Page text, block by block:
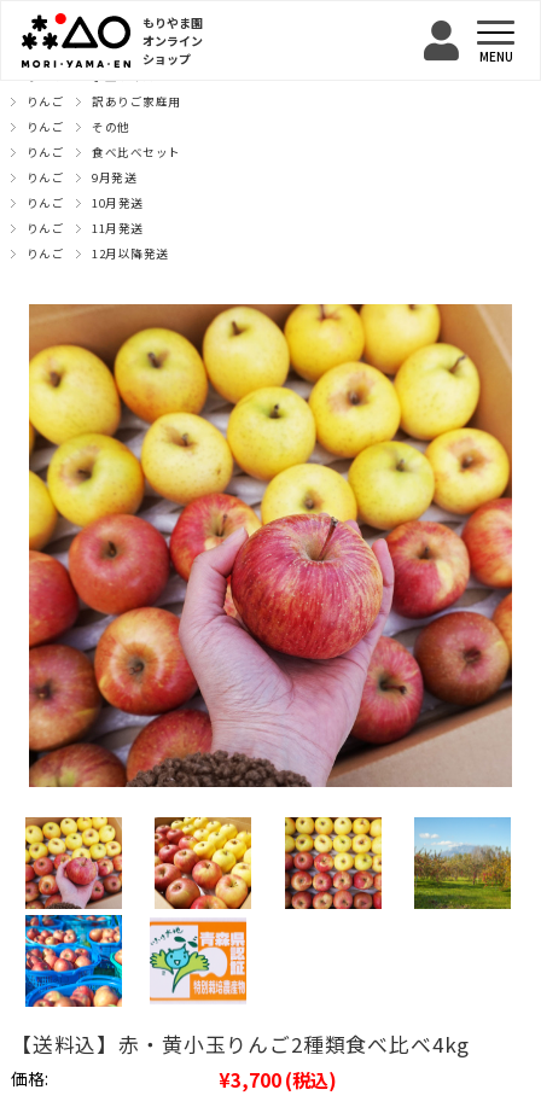
もりやま園
オンライン
ショップ
TOP
りんご
訳ありご家庭用
りんご
その他
りんご
食べ比べセット
りんご
9月発送
りんご
10月発送
りんご
11月発送
りんご
12月以降発送
【送料込】赤・黄小玉りんご2種類食べ比べ4kg
価格: ¥3,700(税込)